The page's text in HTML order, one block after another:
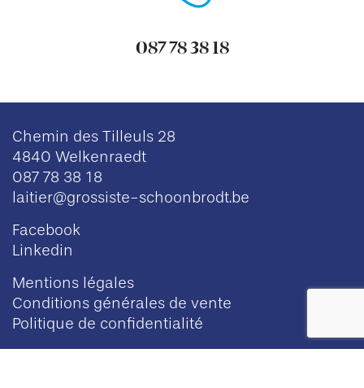
087 78 38 18
Chemin des Tilleuls 28
4840 Welkenraedt
087 78 38 18
laitier@grossiste-schoonbrodt.be
Facebook
Linkedin
Mentions légales
Conditions générales de vente
Politique de confidentialité